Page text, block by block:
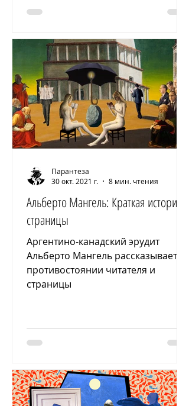
Альберто Мангель: Краткая история
страницы
Аргентино-канадский эрудит
Альберто Мангель рассказывает о
противостоянии читателя и
страницы
Парантеза
30 окт. 2021 г.
8 мин. чтения